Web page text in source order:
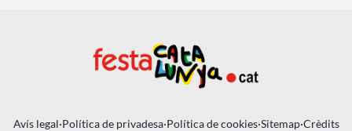
Avís legal·Política de privadesa·Política de cookies·Sitemap·Crèdits